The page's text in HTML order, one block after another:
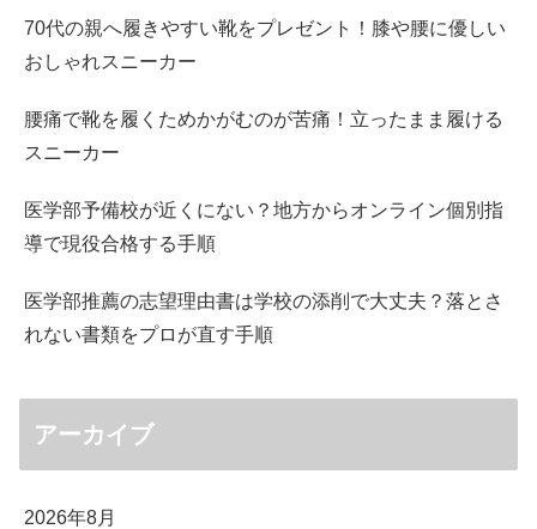
70代の親へ履きやすい靴をプレゼント！膝や腰に優しい
おしゃれスニーカー
腰痛で靴を履くためかがむのが苦痛！立ったまま履ける
スニーカー
医学部予備校が近くにない？地方からオンライン個別指
導で現役合格する手順
医学部推薦の志望理由書は学校の添削で大丈夫？落とさ
れない書類をプロが直す手順
アーカイブ
2026年8月